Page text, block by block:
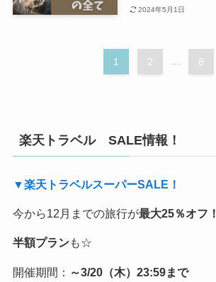
2024年5月1日
1 2 8
楽天トラベル SALE情報！
▼楽天トラベルスーパーSALE！
今から12月までの旅行が最大25％オフ！
半額プランも☆
開催期間： ～3/20（木）23:59まで